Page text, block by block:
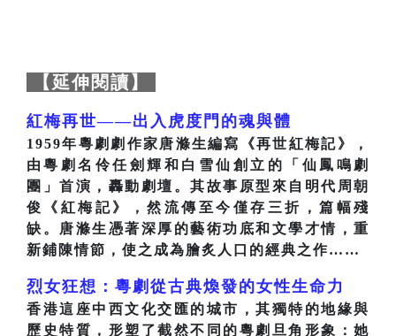
【延伸閱讀】
紅梅再世——出入虎度門的魂與體
1959年粵劇劇作家唐滌生編寫《再世紅梅記》，
由粵劇名伶任劍輝和白雪仙創立的「仙鳳鳴劇
團」首演，轟動劇壇。其故事原型來自明代周朝
俊《紅梅記》，然流傳至今僅存三折，篇幅殘
缺。唐滌生憑著深厚的藝術功底和文學才情，重
新鋪陳情節，使之成為膾炙人口的經典之作……
烈女狂想：粵劇從古典煥發的女性生命力
香港這座中西文化交匯的城市，其獨特的地緣與
歷史特質，形塑了截然不同的粵劇旦角形象：她